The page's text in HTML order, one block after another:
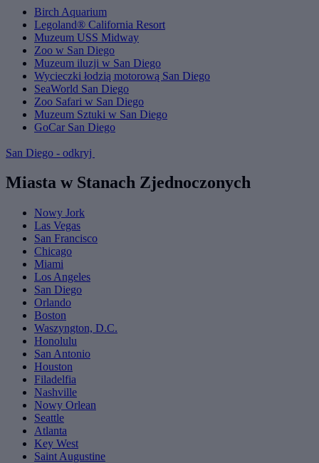
Birch Aquarium
Legoland® California Resort
Muzeum USS Midway
Zoo w San Diego
Muzeum iluzji w San Diego
Wycieczki łodzią motorową San Diego
SeaWorld San Diego
Zoo Safari w San Diego
Muzeum Sztuki w San Diego
GoCar San Diego
San Diego - odkryj
Miasta w Stanach Zjednoczonych
Nowy Jork
Las Vegas
San Francisco
Chicago
Miami
Los Angeles
San Diego
Orlando
Boston
Waszyngton, D.C.
Honolulu
San Antonio
Houston
Filadelfia
Nashville
Nowy Orlean
Seattle
Atlanta
Key West
Saint Augustine